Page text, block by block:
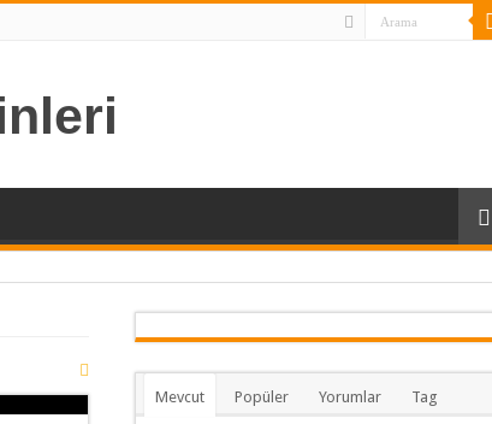
Mevcut Popüler Yorumlar Tag